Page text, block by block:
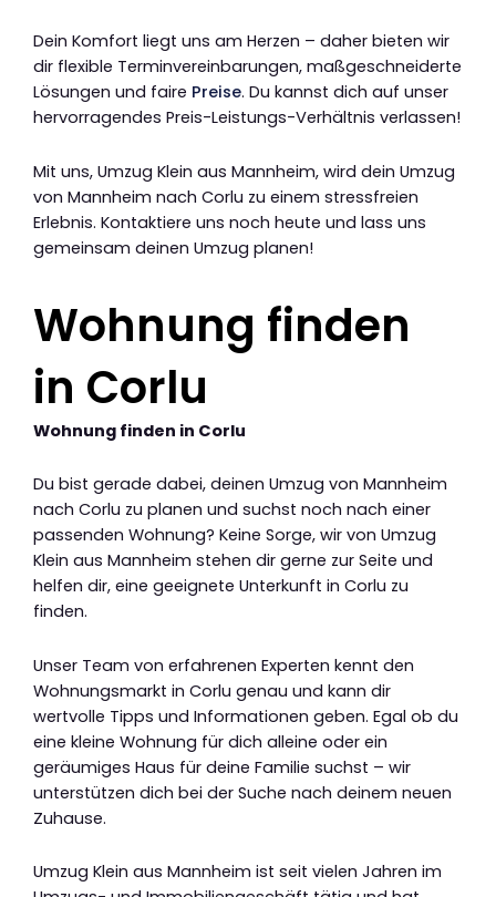
Dein Komfort liegt uns am Herzen – daher bieten wir
dir flexible Terminvereinbarungen, maßgeschneiderte
Lösungen und faire Preise. Du kannst dich auf unser
hervorragendes Preis-Leistungs-Verhältnis verlassen!
Mit uns, Umzug Klein aus Mannheim, wird dein Umzug
von Mannheim nach Corlu zu einem stressfreien
Erlebnis. Kontaktiere uns noch heute und lass uns
gemeinsam deinen Umzug planen!
Wohnung finden
in Corlu
Wohnung finden in Corlu
Du bist gerade dabei, deinen Umzug von Mannheim
nach Corlu zu planen und suchst noch nach einer
passenden Wohnung? Keine Sorge, wir von Umzug
Klein aus Mannheim stehen dir gerne zur Seite und
helfen dir, eine geeignete Unterkunft in Corlu zu
finden.
Unser Team von erfahrenen Experten kennt den
Wohnungsmarkt in Corlu genau und kann dir
wertvolle Tipps und Informationen geben. Egal ob du
eine kleine Wohnung für dich alleine oder ein
geräumiges Haus für deine Familie suchst – wir
unterstützen dich bei der Suche nach deinem neuen
Zuhause.
Umzug Klein aus Mannheim ist seit vielen Jahren im